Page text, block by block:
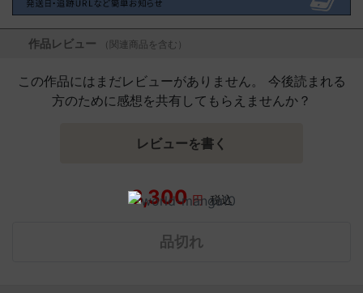
作品レビュー （関連商品を含む）
この作品にはまだレビューがありません。 今後読まれる
方のために感想を共有してもらえませんか？
レビューを書く
3,300 円 税込
品切れ